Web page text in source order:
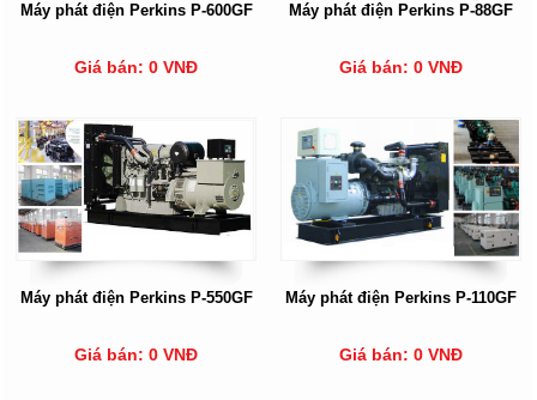
Máy phát điện Perkins P-600GF
Giá bán: 0 VNĐ
Máy phát điện Perkins P-88GF
Giá bán: 0 VNĐ
Máy phát điện Perkins P-550GF
Giá bán: 0 VNĐ
Máy phát điện Perkins P-110GF
Giá bán: 0 VNĐ